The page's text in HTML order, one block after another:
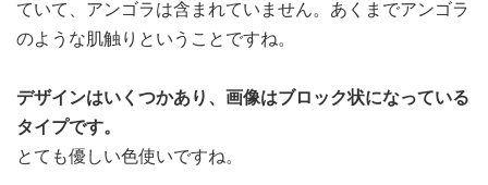
ていて、アンゴラは含まれていません。あくまでアンゴラ
のような肌触りということですね。
デザインはいくつかあり、画像はブロック状になっている
タイプです。
とても優しい色使いですね。